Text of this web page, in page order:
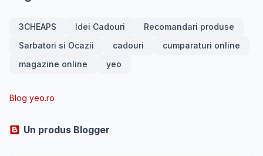
3CHEAPS Idei Cadouri
Recomandari produse
Sarbatori si Ocazii
cadouri
cumparaturi online
magazine online
yeo
Blog yeo.ro
Un produs Blogger